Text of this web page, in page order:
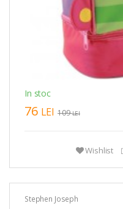
In stoc
76 LEI 109LEI
Wishlist
Stephen Joseph